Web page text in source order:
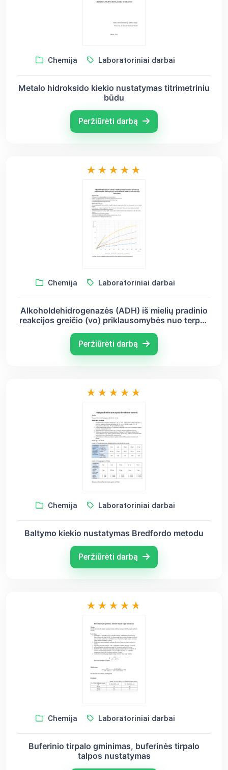
Chemija Laboratoriniai darbai
Metalo hidroksido kiekio nustatymas titrimetriniu
būdu
Peržiūrėti darbą
Chemija Laboratoriniai darbai
Alkoholdehidrogenazės (ADH) iš mielių pradinio
reakcijos greičio (vo) priklausomybės nuo terpės
nustatymas
Peržiūrėti darbą
Chemija Laboratoriniai darbai
Baltymo kiekio nustatymas Bredfordo metodu
Peržiūrėti darbą
Chemija Laboratoriniai darbai
Buferinio tirpalo gminimas, buferinės tirpalo
talpos nustatymas